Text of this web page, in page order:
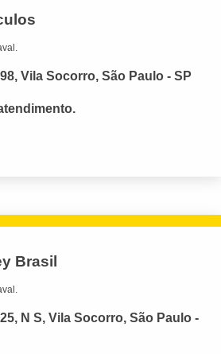
Vila Socorro, São Paulo - SP
Brasil
N S, Vila Socorro, São Paulo -